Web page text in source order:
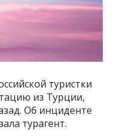
туристки
из Турции,
Об инциденте
турагент.